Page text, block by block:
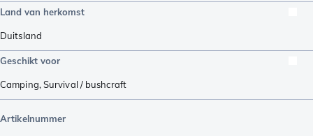
Land van herkomst
Duitsland
Geschikt voor
Camping,Survival / bushcraft
Artikelnummer